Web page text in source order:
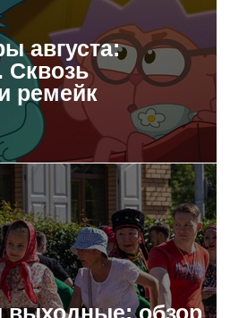
августа:
Сквозь
ремейк
выходные: обзор